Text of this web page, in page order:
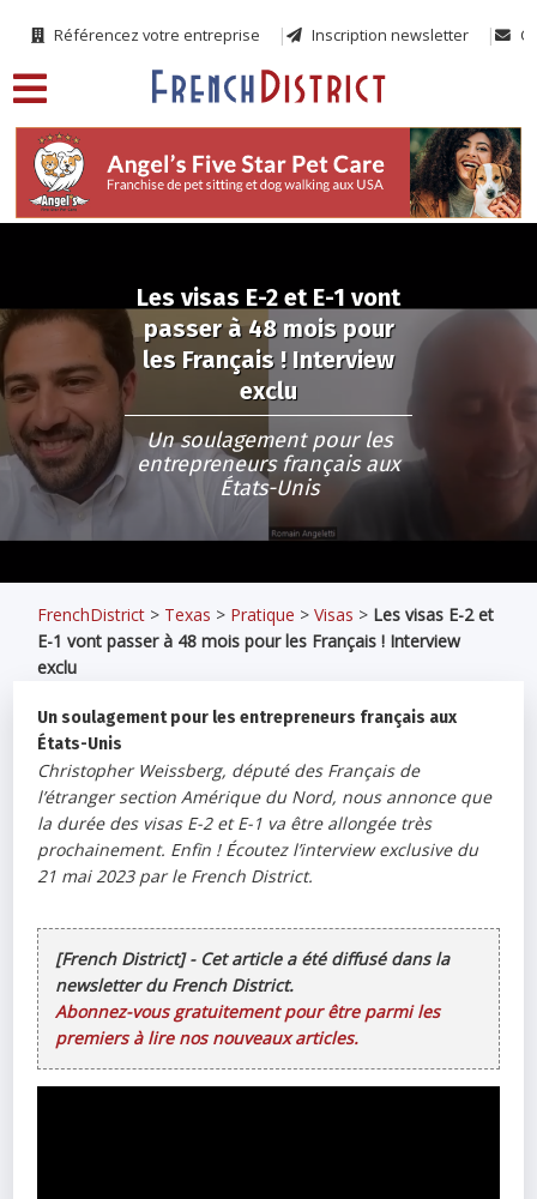
Référencez votre entreprise Inscription newsletter
Les visas E-2 et E-1 vont
passer à 48 mois pour
les Français ! Interview
exclu
Un soulagement pour les
entrepreneurs français aux
États-Unis
FrenchDistrict > Texas > Pratique >Visas > Les visas E-2 et
E-1 vont passer à 48 mois pour les Français ! Interview
exclu
Un soulagement pour les entrepreneurs français aux
États-Unis
Christopher Weissberg, député des Français de
l’étranger section Amérique du Nord, nous annonce que
la durée des visas E-2 et E-1 va être allongée très
prochainement. Enfin ! Écoutez l’interview exclusive du
21 mai 2023 par le French District.
[French District] - Cet article a été diffusé dans la
newsletter du French District.
Abonnez-vous gratuitement pour être parmi les
premiers à lire nos nouveaux articles.